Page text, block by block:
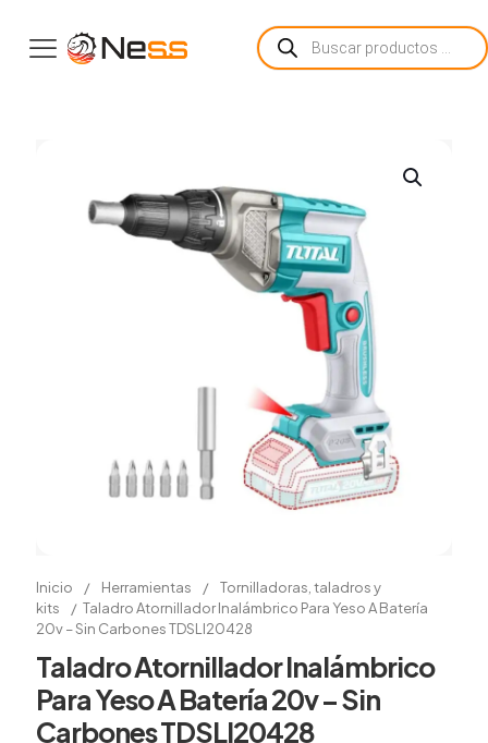
Búsqueda
de
productos
Inicio / Herramientas /
Tornilladoras, taladros y
kits
/ Taladro Atornillador Inalámbrico Para Yeso A Batería
20v – Sin Carbones TDSLI20428
Taladro Atornillador Inalámbrico
Para Yeso A Batería 20v – Sin
Carbones TDSLI20428